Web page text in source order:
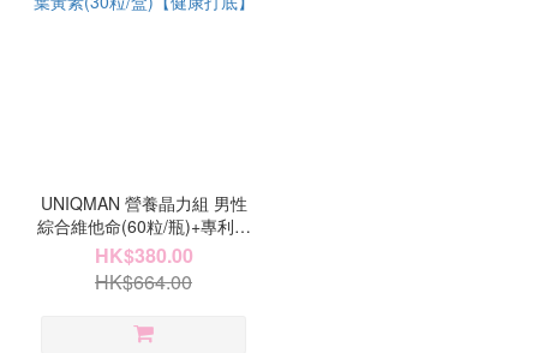
UNIQMAN 營養晶力組 男性
綜合維他命(60粒/瓶)+專利電
競葉黃素(30粒/盒)【健康打
底】
HK$380.00
HK$664.00